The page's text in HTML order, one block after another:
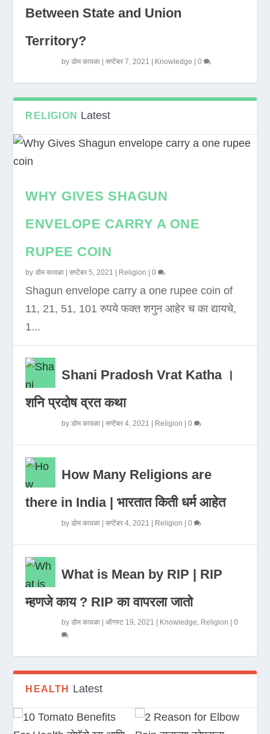
Between State and Union
Territory?
byडोम कावळा |सप्टेंबर 7, 2021 Knowledge |0
RELIGION Latest
WHY GIVES SHAGUN
ENVELOPE CARRY A ONE
RUPEE COIN
byडोम कावळा |सप्टेंबर 5, 2021 Religion |0
Shagun envelope carry a one rupee coin of
11, 21, 51, 101 रुपये फक्त शगुन आहेर च का द्यायचे,
1...
Shani Pradosh Vrat Katha ।
शनि प्रदोष व्रत कथा
byडोम कावळा |सप्टेंबर 4, 2021 Religion |0
How Many Religions are
there in India | भारतात किती धर्म आहेत
byडोम कावळा |सप्टेंबर 4, 2021 Religion |0
What is Mean by RIP | RIP
म्हणजे काय ? RIP का वापरला जातो
byडोम कावळा |ऑगस्ट 19, 2021 Knowledge, Religion |0
HEALTH Latest